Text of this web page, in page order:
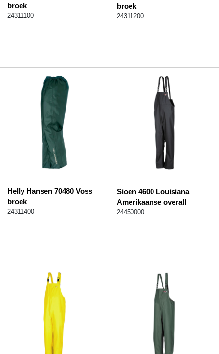
broek
24311100
broek
24311200
Helly Hansen 70480 Voss
broek
24311400
Sioen 4600 Louisiana
Amerikaanse overall
24450000